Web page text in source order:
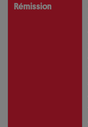
Rémission